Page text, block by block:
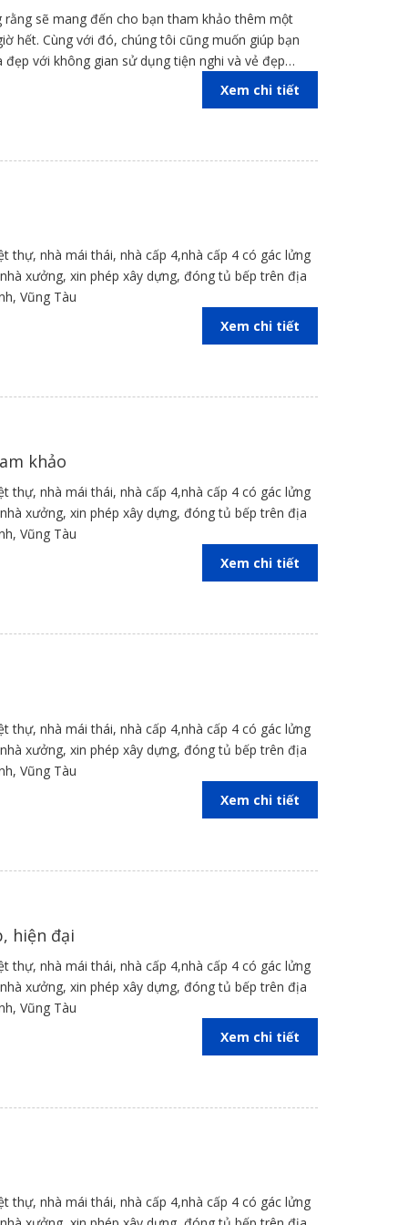
sẽ mang đến cho bạn tham khảo thêm một
hết. Cùng với đó, chúng tôi cũng muốn giúp bạn
với không gian sử dụng tiện nghi và vẻ đẹp
Xem chi tiết
thự, nhà mái thái, nhà cấp 4,nhà cấp 4 có gác lửng
xưởng, xin phép xây dựng, đóng tủ bếp trên địa
Vũng Tàu
Xem chi tiết
khảo
thự, nhà mái thái, nhà cấp 4,nhà cấp 4 có gác lửng
xưởng, xin phép xây dựng, đóng tủ bếp trên địa
Vũng Tàu
Xem chi tiết
thự, nhà mái thái, nhà cấp 4,nhà cấp 4 có gác lửng
xưởng, xin phép xây dựng, đóng tủ bếp trên địa
Vũng Tàu
Xem chi tiết
hiện đại
thự, nhà mái thái, nhà cấp 4,nhà cấp 4 có gác lửng
xưởng, xin phép xây dựng, đóng tủ bếp trên địa
Vũng Tàu
Xem chi tiết
thự, nhà mái thái, nhà cấp 4,nhà cấp 4 có gác lửng